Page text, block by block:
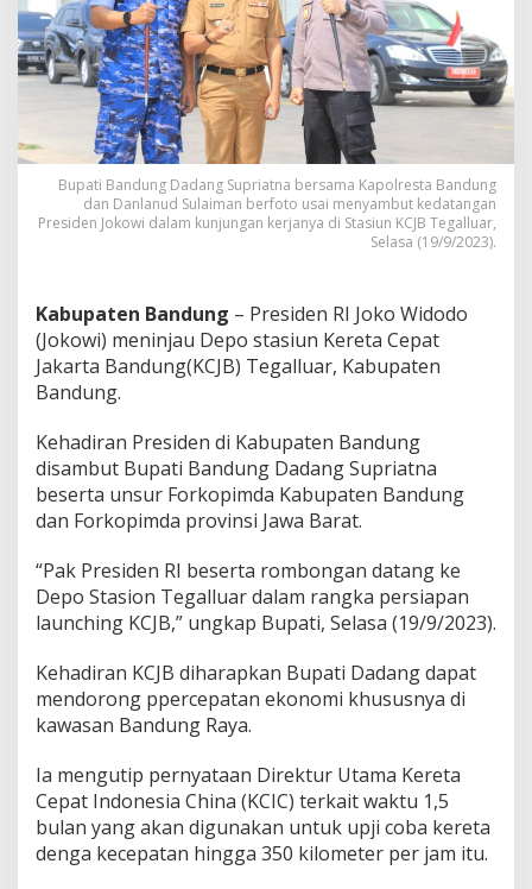
d
n
g
K
e
a
d
r
B
D
o
g
K
e
a
u
a
B
e
b
g
a
i
s
Bupati Bandung Dadang Supriatna bersama Kapolresta Bandung
dan Danlanud Sulaiman berfoto usai menyambut kedatangan
Presiden Jokowi dalam kunjungan kerjanya di Stasiun KCJB Tegalluar,
Selasa (19/9/2023).
Kabupaten Bandung – Presiden RI Joko Widodo
(Jokowi) meninjau Depo stasiun Kereta Cepat
Jakarta Bandung(KCJB) Tegalluar, Kabupaten
Bandung.
Kehadiran Presiden di Kabupaten Bandung
disambut Bupati Bandung Dadang Supriatna
beserta unsur Forkopimda Kabupaten Bandung
dan Forkopimda provinsi Jawa Barat.
“Pak Presiden RI beserta rombongan datang ke
Depo Stasion Tegalluar dalam rangka persiapan
launching KCJB,” ungkap Bupati, Selasa (19/9/2023).
Kehadiran KCJB diharapkan Bupati Dadang dapat
mendorong ppercepatan ekonomi khususnya di
kawasan Bandung Raya.
Ia mengutip pernyataan Direktur Utama Kereta
Cepat Indonesia China (KCIC) terkait waktu 1,5
bulan yang akan digunakan untuk upji coba kereta
denga kecepatan hingga 350 kilometer per jam itu.